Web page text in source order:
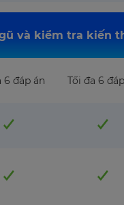
và kiểm tra kiến
6 đáp án Tối đa 6